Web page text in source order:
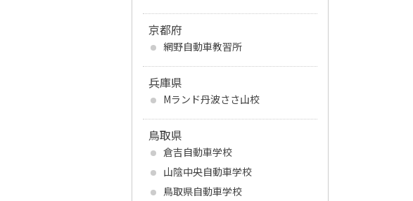
京都府
網野自動車教習所
兵庫県
Mランド丹波ささ山校
鳥取県
倉吉自動車学校
山陰中央自動車学校
鳥取県自動車学校